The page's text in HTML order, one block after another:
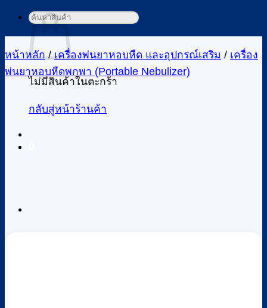
ตะกร้าสินค้า
ไม่มีสินค้าในตะกร้า
ค้นหา:
หน้าหลัก/เครื่องพ่นยาหอบหืด และอุปกรณ์เสริม/เครื่องพ่น
ยาหอบหืดพกพา (Portable Nebulizer)